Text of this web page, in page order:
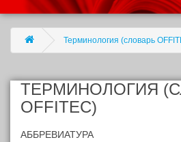
Терминология (словарь
ТЕРМИНОЛОГИЯ
OFFITEC)
АББРЕВИАТУРА